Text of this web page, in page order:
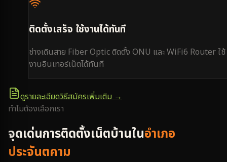
ติดตั้งเสร็จ ใช้งานได้ทันที
ช่างเดินสาย Fiber Optic ติดตั้ง ONU และ WiFi6 Router ใช้
งานอินเทอร์เน็ตได้ทันที
ดูรายละเอียดวิธีสมัครเพิ่มเติม →
ทำไมต้องเลือกเรา
จุดเด่นการติดตั้งเน็ตบ้านในอำเภอ
ประจันตคาม